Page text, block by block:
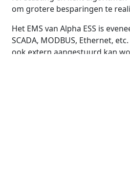
om grotere besparingen te
Het EMS van Alpha ESS is
SCADA, MODBUS, Ethernet,
ook extern aangestuurd kan